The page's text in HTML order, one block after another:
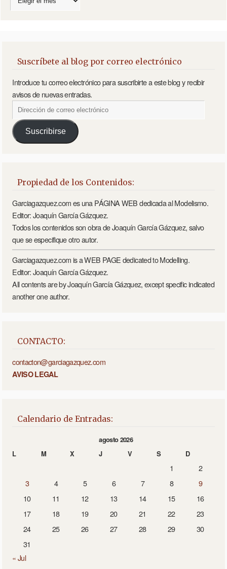
Suscríbete al blog por correo electrónico
Introduce tu correo electrónico para suscribirte a este blog y recibir
avisos de nuevas entradas.
Suscribirse
Propiedad de los Contenidos:
Garciagazquez.com es una PÁGINA WEB dedicada al Modelismo.
Editor: Joaquín García Gázquez.
Todos los contenidos son obra de Joaquín García Gázquez, salvo
que se especifique otro autor.
Garciagazquez.com is a WEB PAGE dedicated to Modelling.
Editor: Joaquín García Gázquez.
All contents are by Joaquín García Gázquez, except specific indicated
another one author.
CONTACTO:
contacton@garciagazquez.com
AVISO LEGAL
Calendario de Entradas:
agosto 2026
L
M X J V S D
1
2
3
4 5 6 7 8
9
10
11 12 13 14 15
16
17
18 19 20 21 22
23
24
25 26 27 28 29
30
31
« Jul